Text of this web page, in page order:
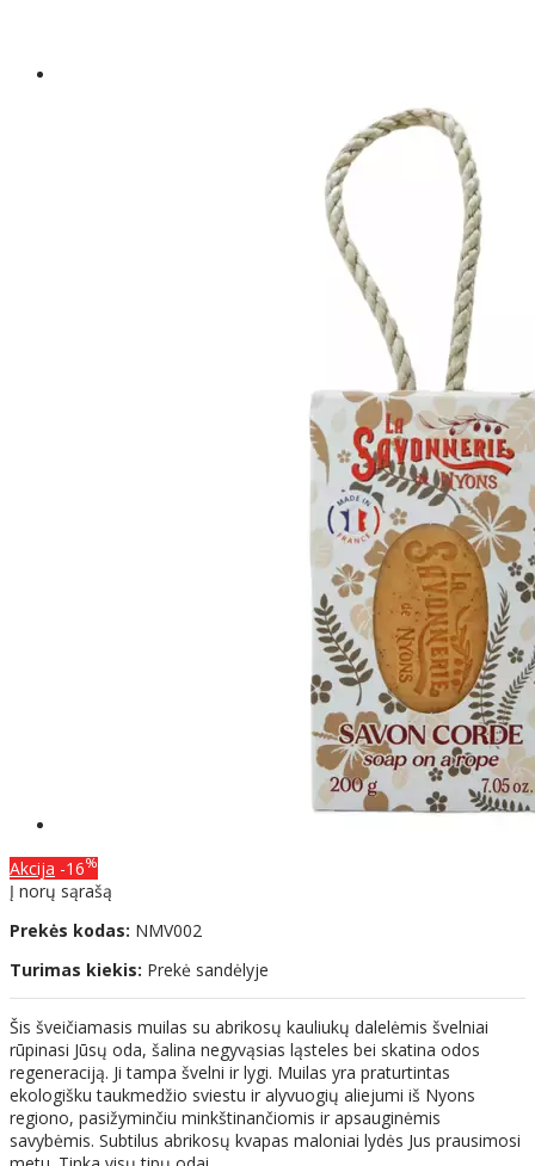
Akcija -16%
Į norų sąrašą
Prekės kodas: NMV002
Turimas kiekis: Prekė sandėlyje
Šis šveičiamasis muilas su abrikosų kauliukų dalelėmis švelniai
rūpinasi Jūsų oda, šalina negyvąsias ląsteles bei skatina odos
regeneraciją. Ji tampa švelni ir lygi. Muilas yra praturtintas
ekologišku taukmedžio sviestu ir alyvuogių aliejumi iš Nyons
regiono, pasižyminčiu minkštinančiomis ir apsauginėmis
savybėmis. Subtilus abrikosų kvapas maloniai lydės Jus prausimosi